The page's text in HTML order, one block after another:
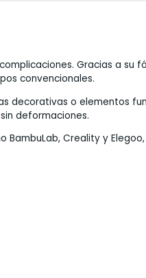
Gracias a su
convencionales.
decorativas o elementos
deformaciones.
Creality y